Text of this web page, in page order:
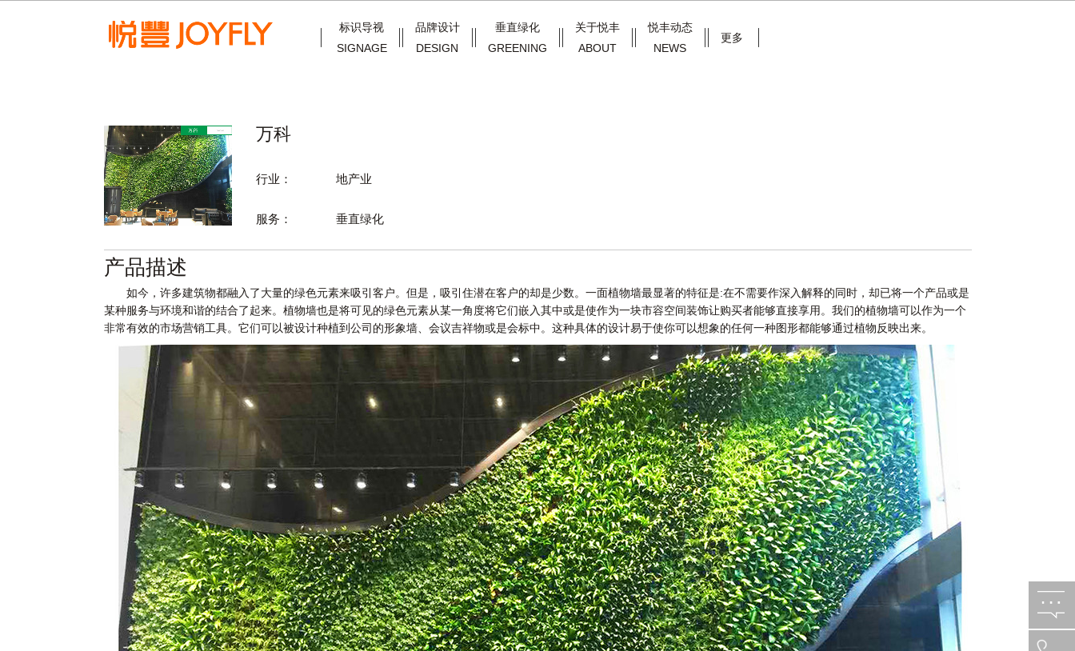
标识导视
SIGNAGE
品牌设计
DESIGN
垂直绿化
GREENING
关于悦丰
ABOUT
悦丰动态
NEWS
更多
万科
行业： 地产业
服务： 垂直绿化
产品描述
如今，许多建筑物都融入了大量的绿色元素来吸引客户。但是，吸引住潜在客户的却是少数。一面植物墙最显著的特征是:在不需要作深入解释的同时，却已将一个产品或是
某种服务与环境和谐的结合了起来。植物墙也是将可见的绿色元素从某一角度将它们嵌入其中或是使作为一块市容空间装饰让购买者能够直接享用。我们的植物墙可以作为一个
非常有效的市场营销工具。它们可以被设计种植到公司的形象墙、会议吉祥物或是会标中。这种具体的设计易于使你可以想象的任何一种图形都能够通过植物反映出来。